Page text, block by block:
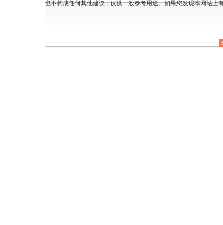
也不构成任何其他建议，仅供一般参考用途。如果您发现本网站